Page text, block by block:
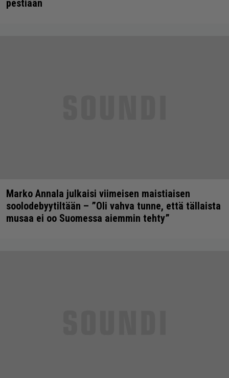
pestiään
Marko Annala julkaisi viimeisen maistiaisen
soolodebyytiltään – ”Oli vahva tunne, että tällaista
musaa ei oo Suomessa aiemmin tehty”